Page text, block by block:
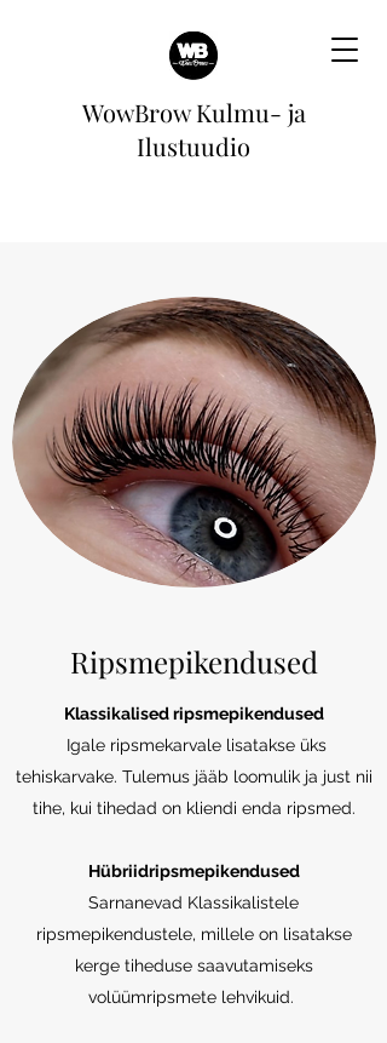
WowBrow Kulmu- ja
Ilustuudio
Ripsmepikendused
Klassikalised ripsmepikendused
Igale ripsmekarvale lisatakse üks
tehiskarvake. Tulemus jääb loomulik ja just nii
tihe, kui tihedad on kliendi enda ripsmed.
Hübriidripsmepikendused
Sarnanevad Klassikalistele
ripsmepikendustele, millele on lisatakse
kerge tiheduse saavutamiseks
volüümripsmete lehvikuid.